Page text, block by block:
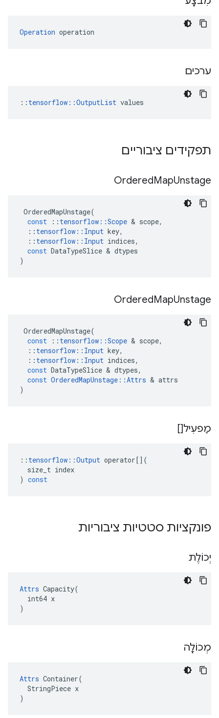
Operation operation
ערכים
:: tensorflow::OutputList values
תפקידים ציבוריים
OrderedMapUnstage
OrderedMapUnstage(
const
:: tensorflow ::Scope & scope,
:: tensorflow :: Input key,
:: tensorflow :: Input indices,
const DataTypeSlice & dtypes
)
OrderedMapUnstage
OrderedMapUnstage(
const
:: tensorflow ::Scope & scope,
:: tensorflow :: Input key,
:: tensorflow :: Input indices,
const DataTypeSlice & dtypes,
const OrderedMapUnstage ::Attrs & attrs
)
מַפעִיל[]
:: tensorflow ::Output operator[](
size_t index
) const
פונקציות סטטיות ציבוריות
יְכוֹלֶת
Attrs Capacity(
  int64 x
)
מְכוֹלָה
Attrs Container(
  StringPiece x
)